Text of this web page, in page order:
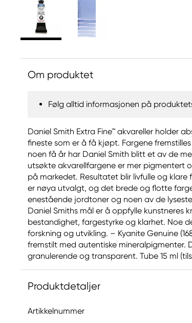
Om produktet
Følg alltid informasjonen på
Daniel Smith Extra Fine™ akvareller holder
fineste som er å få kjøpt. Fargene
noen få år har Daniel Smith blitt et av de
utsøkte akvarellfargene er mer pigmentert
på markedet. Resultatet blir livfulle og
er nøya utvalgt, og det brede og flotte
enestående jordtoner og noen av de
Daniel Smiths mål er å oppfylle kunstneres
bestandighet, fargestyrke og klarhet. Noe
forskning og utvikling. – Kyanite Genuine
fremstilt med autentiske mineralpigmenter.
granulerende og transparent. Tube 15 ml
Produktdetaljer
Artikkelnummer